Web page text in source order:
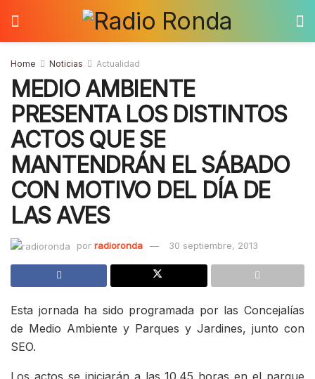
Home Noticias Actualidad
MEDIO AMBIENTE
PRESENTA LOS DISTINTOS
ACTOS QUE SE
MANTENDRÁN EL SÁBADO
CON MOTIVO DEL DÍA DE
LAS AVES
por radioronda 30 septiembre, 2013
Esta jornada ha sido programada por las Concejalías
de Medio Ambiente y Parques y Jardines, junto con
SEO.